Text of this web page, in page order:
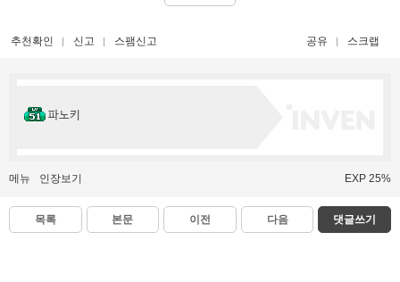
추천확인 신고 스팸신고 공유 스크랩
파노키
메뉴 인장보기 EXP 25%
목록 본문 이전 다음 댓글쓰기